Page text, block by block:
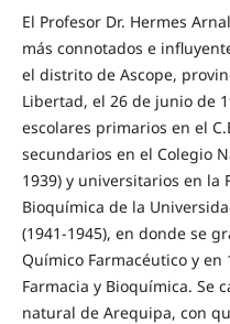
El Profesor Dr. Hermes
más connotados e
el distrito de Ascope,
Libertad, el 26 de junio de
escolares primarios en el
secundarios en el Colegio
1939) y universitarios en la
Bioquímica de la
(1941-1945), en donde se
Químico Farmacéutico y
Farmacia y Bioquímica. Se
natural de Arequipa, con